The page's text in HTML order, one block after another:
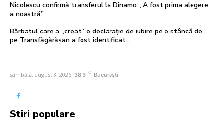
Nicolescu confirmă transferul la Dinamo: „A fost prima alegere
a noastră”
Bărbatul care a „creat” o declarație de iubire pe o stâncă de
pe Transfăgărășan a fost identificat…
sâmbătă, august 8, 2026 38.3 C București
Stiri populare